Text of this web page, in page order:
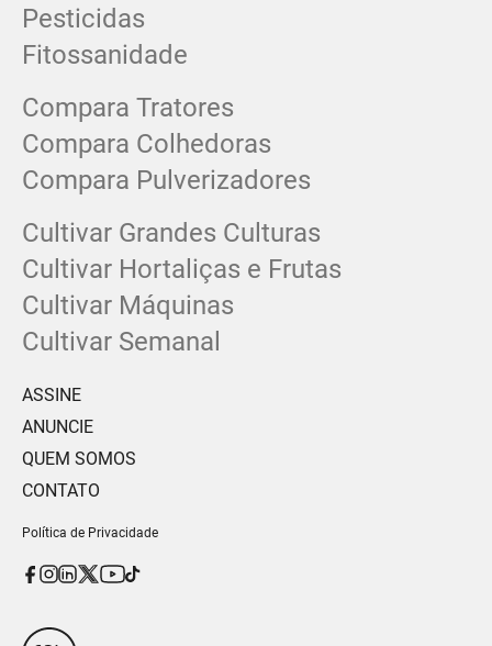
Pesticidas
Fitossanidade
Compara Tratores
Compara Colhedoras
Compara Pulverizadores
Cultivar Grandes Culturas
Cultivar Hortaliças e Frutas
Cultivar Máquinas
Cultivar Semanal
ASSINE
ANUNCIE
QUEM SOMOS
CONTATO
Política de Privacidade